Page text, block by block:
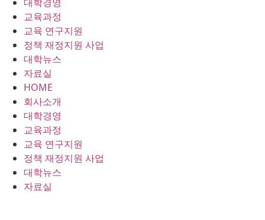
교육과정
교육 연구지원
정책 재정지원 사업
대학뉴스
자료실
HOME
회사소개
대학경영
교육과정
교육 연구지원
정책 재정지원 사업
대학뉴스
자료실